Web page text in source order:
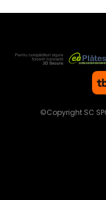
©Copyright SC